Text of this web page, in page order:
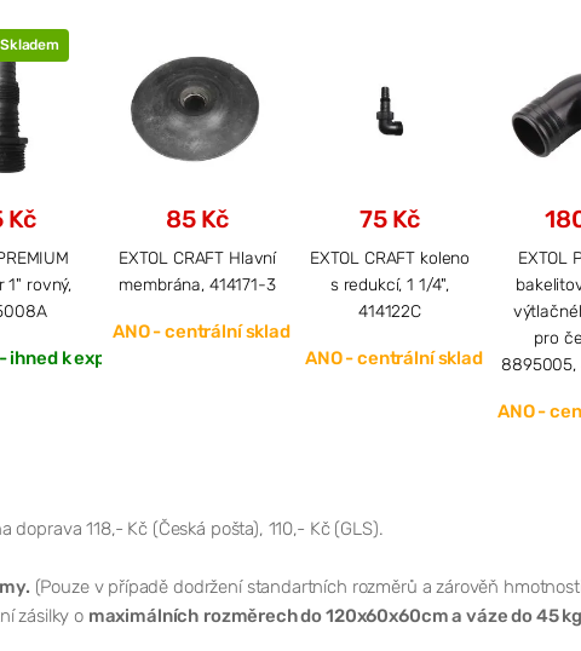
Skladem
Kč
1" rovný,
ihned k expedici
85 Kč
EXTOL CRAFT Hlavní
membrána, 414171-3
ANO - centrální sklad
75 Kč
EXTOL CRAFT koleno
s redukcí, 1 1/4",
414122C
ANO - centrální sklad
EXTOL
pro
8895005,
ANO -
118,- Kč (Česká pošta), 110,- Kč (GLS).
(Pouze v případě dodržení standartních rozměrů a zárověň
zásilky o maximálních rozměrech do 120x60x60cm a váze do 45